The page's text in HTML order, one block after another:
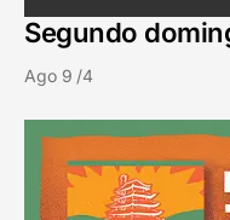
Segundo
Ago 9 /4